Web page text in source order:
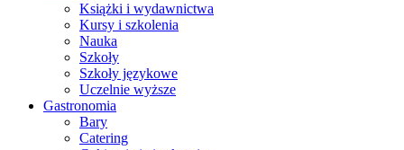
Książki i wydawnictwa
Kursy i szkolenia
Nauka
Szkoły
Szkoły językowe
Uczelnie wyższe
Gastronomia
Bary
Catering